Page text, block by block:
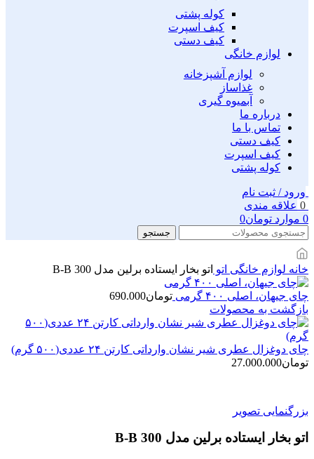
کوله پشتی
کیف اسپرت
کیف دستی
لوازم خانگی
لوازم آشپزخانه
غذاساز
آبمیوه گیری
درباره ما
تماس با ما
کیف دستی
کیف اسپرت
کوله پشتی
ورود / ثبت نام
0 علاقه مندی
0 موارد تومان0
جستجو
خانه لوازم خانگی اتو اتو بخار ایستاده برلین مدل 300 B-B
چای جیهان، اصلی ۴۰۰ گرمی تومان690.000
بازگشت به محصولات
چای دو‌غزال عطری شیر نشان وارداتی کارتن ۲۴ عددی(۵۰۰ گرم)
تومان27.000.000
بزرگنمایی تصویر
اتو بخار ایستاده برلین مدل 300 B-B